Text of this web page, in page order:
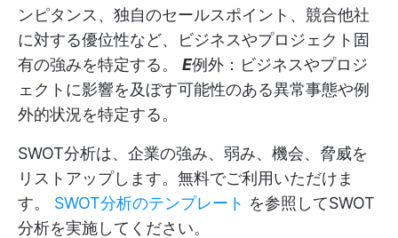
ンピタンス、独自のセールスポイント、競合他社
に対する優位性など、ビジネスやプロジェクト固
有の強みを特定する。 E例外：ビジネスやプロジ
ェクトに影響を及ぼす可能性のある異常事態や例
外的状況を特定する。
SWOT分析は、企業の強み、弱み、機会、脅威を
リストアップします。無料でご利用いただけま
す。 SWOT分析のテンプレート を参照してSWOT
分析を実施してください。